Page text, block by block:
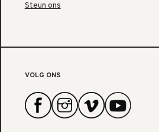
Steun ons
VOLG ONS